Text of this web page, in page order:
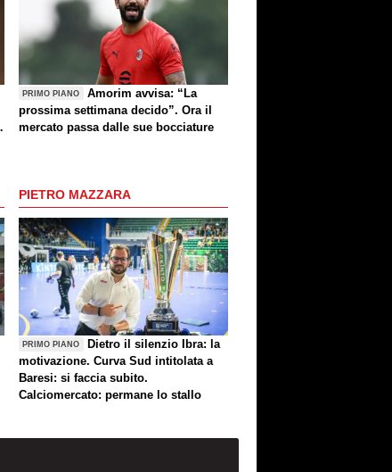
PRIMO PIANO
Amorim avvisa: “La
prossima settimana decido”. Ora il
mercato passa dalle sue bocciature
PIETRO MAZZARA
PRIMO PIANO
Dietro il silenzio Ibra: la
motivazione. Curva Sud intitolata a
Baresi: si faccia subito.
Calciomercato: permane lo stallo